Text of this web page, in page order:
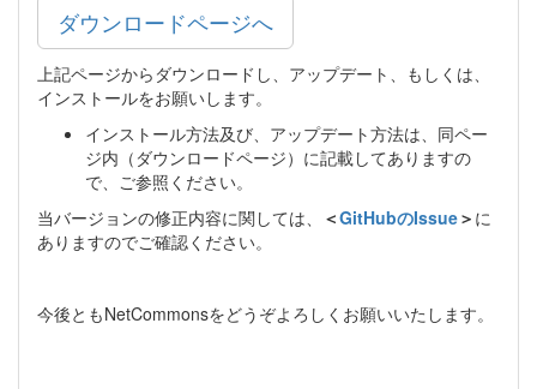
ダウンロードページへ
上記ページからダウンロードし、アップデート、もしくは、
インストールをお願いします。
インストール方法及び、アップデート方法は、同ペー
ジ内（ダウンロードページ）に記載してありますの
で、ご参照ください。
当バージョンの修正内容に関しては、
＜GitHubのIssue＞ に
ありますのでご確認ください。
今後ともNetCommonsをどうぞよろしくお願いいたします。